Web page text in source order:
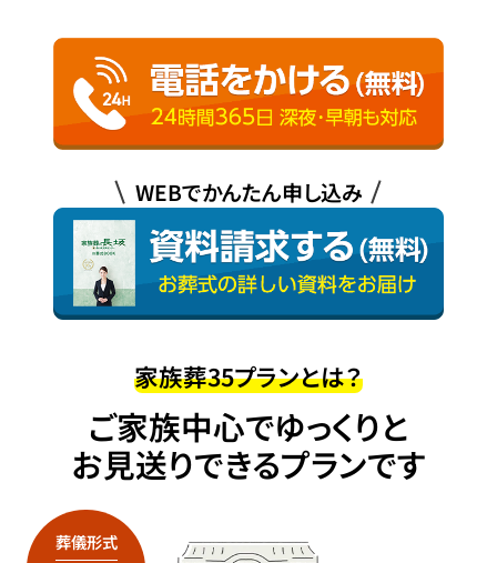
WEBでかんたん申し込み
家族葬35プランとは？
ご家族中心でゆっくりと
お見送りできるプランです
葬儀形式